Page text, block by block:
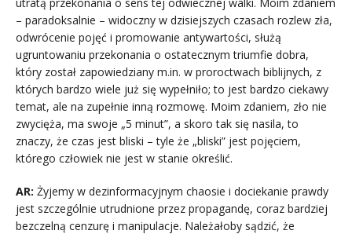
– paradoksalnie – widoczny w dzisiejszych czasach rozlew zła,
odwrócenie pojęć i promowanie antywartości, służą
ugruntowaniu przekonania o ostatecznym triumfie dobra,
który został zapowiedziany m.in. w proroctwach biblijnych, z
których bardzo wiele już się wypełniło; to jest bardzo ciekawy
temat, ale na zupełnie inną rozmowę. Moim zdaniem, zło nie
zwycięża, ma swoje „5 minut”, a skoro tak się nasila, to
znaczy, że czas jest bliski – tyle że „bliski” jest pojęciem,
którego człowiek nie jest w stanie określić.
AR: Żyjemy w dezinformacyjnym chaosie i dociekanie prawdy
jest szczególnie utrudnione przez propagandę, coraz bardziej
bezczelną cenzurę i manipulacje. Należałoby sądzić, że